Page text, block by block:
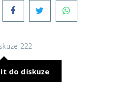
FacebookTwitter
222
do diskuze